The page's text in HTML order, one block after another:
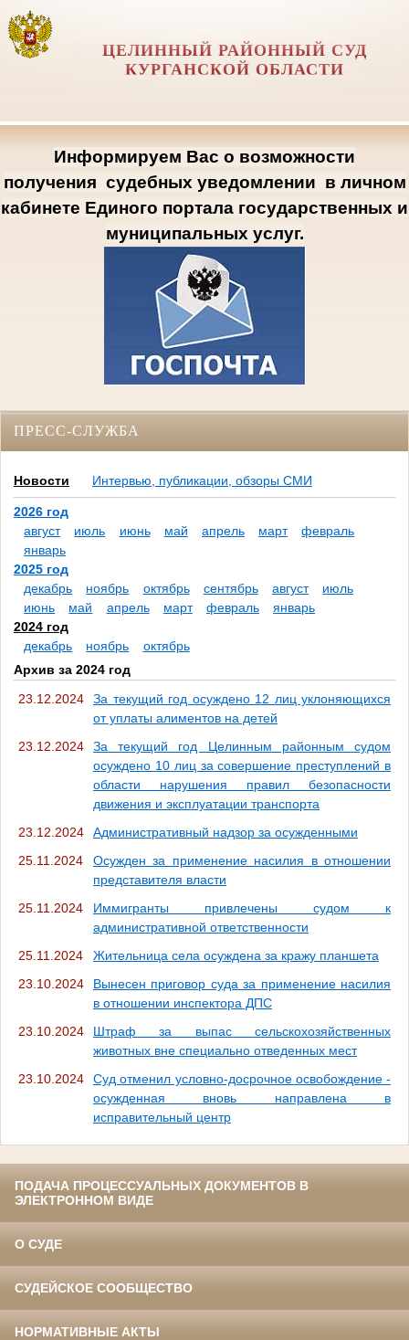
ЦЕЛИННЫЙ РАЙОННЫЙ СУД
КУРГАНСКОЙ ОБЛАСТИ
Информируем Вас о возможности
получения судебных уведомлении в личном
кабинете Единого портала государственных и
муниципальных услуг.
ПРЕСС-СЛУЖБА
Новости Интервью, публикации, обзоры СМИ
2026 год
август
июль июнь май апрель март
февраль
январь
2025 год
декабрь
ноябрь октябрь сентябрь август
июль
июнь
май апрель март февраль
январь
2024 год
декабрь
ноябрь
октябрь
Архив за 2024 год
23.12.2024
За текущий год осуждено 12 лиц уклоняющихся
от уплаты алиментов на детей
23.12.2024
За текущий год Целинным районным судом
осуждено 10 лиц за совершение преступлений в
области нарушения правил безопасности
движения и эксплуатации транспорта
23.12.2024
Административный надзор за осужденными
25.11.2024
Осужден за применение насилия в отношении
представителя власти
25.11.2024
Иммигранты привлечены судом к
административной ответственности
25.11.2024
Жительница села осуждена за кражу планшета
23.10.2024
Вынесен приговор суда за применение насилия
в отношении инспектора ДПС
23.10.2024
Штраф за выпас сельскохозяйственных
животных вне специально отведенных мест
23.10.2024
Суд отменил условно-досрочное освобождение -
осужденная вновь направлена в
исправительный центр
ПОДАЧА ПРОЦЕССУАЛЬНЫХ ДОКУМЕНТОВ В
ЭЛЕКТРОННОМ ВИДЕ
О СУДЕ
СУДЕЙСКОЕ СООБЩЕСТВО
НОРМАТИВНЫЕ АКТЫ